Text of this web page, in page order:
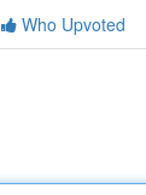
Who Upvoted